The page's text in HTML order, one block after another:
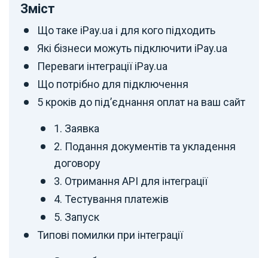
Зміст
Що таке iPay.ua і для кого підходить
Які бізнеси можуть підключити iPay.ua
Переваги інтеграції iPay.ua
Що потрібно для підключення
5 кроків до підʼєднання оплат на ваш сайт
1. Заявка
2. Подання документів та укладення
договору
3. Отримання API для інтеграції
4. Тестування платежів
5. Запуск
Типові помилки при інтеграції